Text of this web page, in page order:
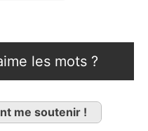
les mots ?
me soutenir !